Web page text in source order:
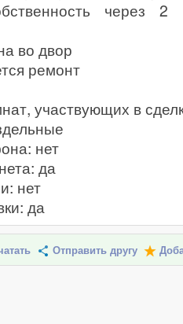
через 2
во двор
ремонт
участвующих в
нет
да
нет
да
Отправить другу